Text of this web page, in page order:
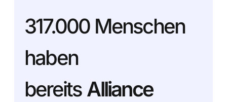
317.000Menschen
haben
bereits Alliance